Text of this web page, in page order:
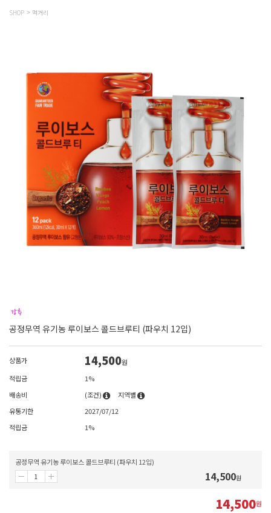
SHOP 먹거리
공정무역 유기농 루이보스 콜드브루티 (파우치 12입)
상품가 14,500원
적립금
1%
배송비
(조건)
지역별
유통기한
2027/07/12
적립금
1%
공정무역 유기농 루이보스 콜드브루티 (파우치 12입)
14,500원
14,500원